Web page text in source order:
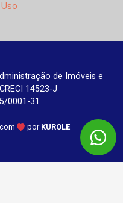
de Imóveis e
14523-J
0001-31
por KUROLE